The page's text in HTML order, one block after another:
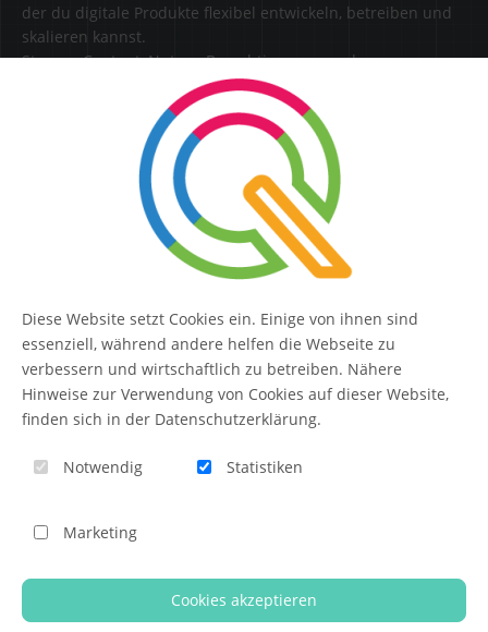
der du digitale Produkte flexibel entwickeln, betreiben und
skalieren kannst.
Steuere Content, Nutzer, Berechtigungen und
Erweiterungen zentral in einer Lösung.
QUIQQER
Themen-Übersicht
Impressum
Diese Website setzt Cookies ein. Einige von ihnen sind
essenziell, während andere helfen die Webseite zu
verbessern und wirtschaftlich zu betreiben. Nähere
Hinweise zur Verwendung von Cookies auf dieser Website,
finden sich in der Datenschutzerklärung.
Notwendig Statistiken
Marketing
Cookies akzeptieren